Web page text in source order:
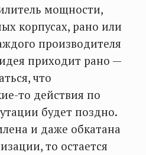
мощности,
корпусах, рано или
производителя
приходит рано —
что
то действия по
будет поздно.
и даже обкатана
то остается